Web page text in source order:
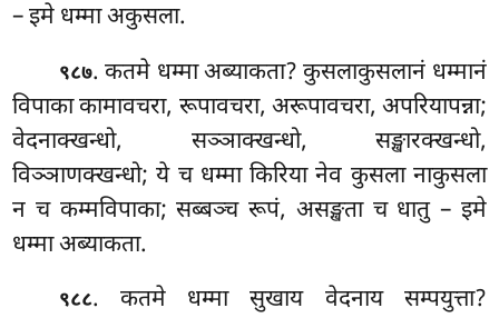
– इमे धम्मा अकुसला.
९८७. कतमे धम्मा अब्याकता? कुसलाकुसलानं धम्मानं
विपाका कामावचरा, रूपावचरा, अरूपावचरा, अपरियापन्ना;
वेदनाक्खन्धो, सञ्ञाक्खन्धो, सङ्खारक्खन्धो,
विञ्ञाणक्खन्धो; ये च धम्मा किरिया नेव कुसला नाकुसला
न च कम्मविपाका; सब्बञ्च रूपं, असङ्खता च धातु – इमे
धम्मा अब्याकता.
९८८. कतमे धम्मा सुखाय वेदनाय सम्पयुत्ता?